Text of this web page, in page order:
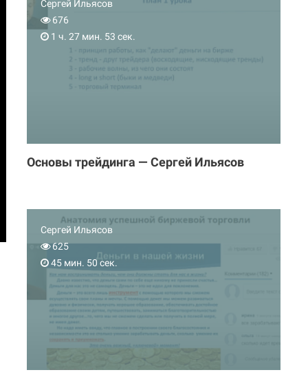
Сергей Ильясов
676
1 ч. 27 мин. 53 сек.
Основы трейдинга — Сергей Ильясов
Сергей Ильясов
625
45 мин. 50 сек.